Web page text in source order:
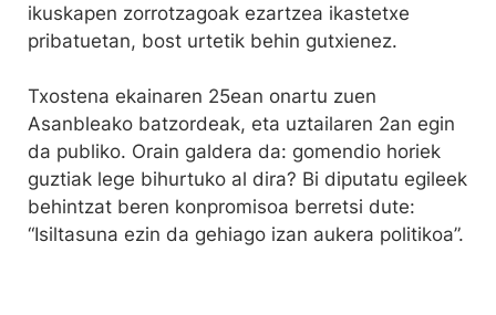
ikuskapen zorrotzagoak ezartzea ikastetxe
pribatuetan, bost urtetik behin gutxienez.
Txostena ekainaren 25ean onartu zuen
Asanbleako batzordeak, eta uztailaren 2an egin
da publiko. Orain galdera da: gomendio horiek
guztiak lege bihurtuko al dira? Bi diputatu egileek
behintzat beren konpromisoa berretsi dute:
“Isiltasuna ezin da gehiago izan aukera politikoa”.